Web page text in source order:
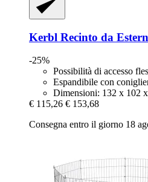
Kerbl Recinto da
-25%
Possibilità di accesso
Espandibile con
Dimensioni: 132 x 102
€ 115,26 € 153,68
Consegna entro il giorno 18